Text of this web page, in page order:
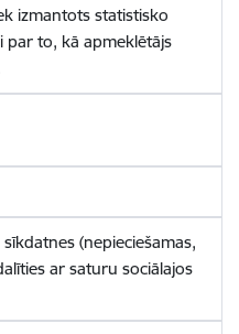
izmantots statistisko
par to, kā apmeklētājs
(nepieciešamas,
ar saturu sociālajos